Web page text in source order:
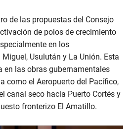
de las propuestas del Consejo
de polos de crecimiento
en los
Usulután y La Unión. Esta
en las obras gubernamentales
como el Aeropuerto del Pacífico,
canal seco hacia Puerto Cortés y
fronterizo El Amatillo.